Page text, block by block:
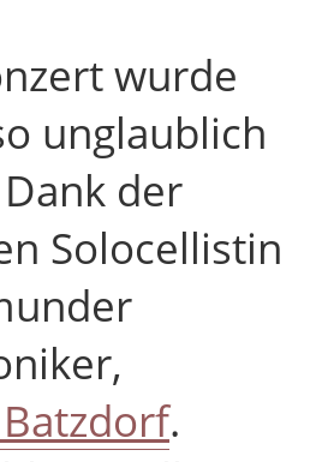
wurde
unglaublich
der
Solocellistin
.